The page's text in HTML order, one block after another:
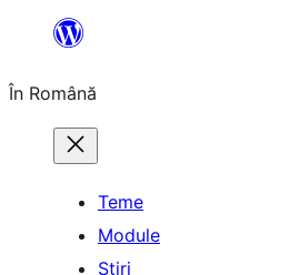
conținut
În Română
Teme
Module
Știri